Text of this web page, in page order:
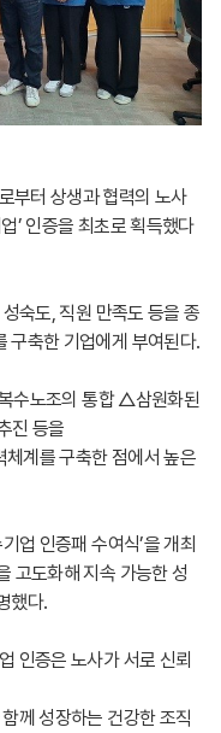
부터 상생과 협력의 노사
’ 인증을 최초로 획득했다
숙도, 직원 만족도 등을 종
구축한 기업에게 부여된다.
수노조의 통합 △삼원화된
진 등을
계를 구축한 점에서 높은
업 인증패 수여식’을 개최
고도화해 지속 가능한 성
했다.
인증은 노사가 서로 신뢰
께 성장하는 건강한 조직